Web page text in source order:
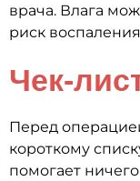
врача. Влага
риск
Чек-
Перед
короткому
помогает